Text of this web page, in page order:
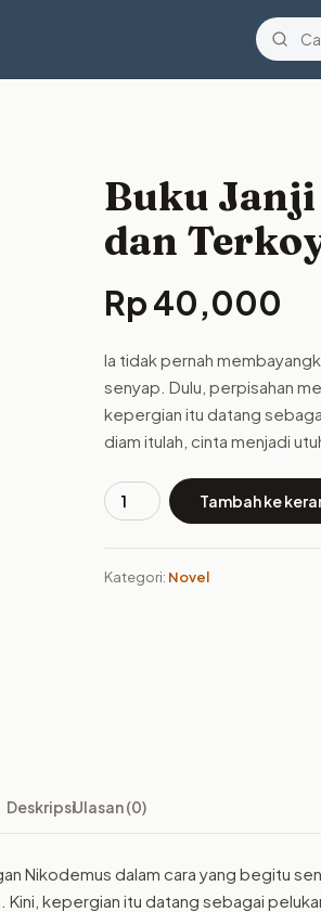
Buku
dan
Rp40,000
la tidak pernah
senyap. Dulu, perpisahan
kepergian itu datang
diam itulah, cinta menjadi
Kuantitas
yang
Tambah ke
Kategori: Novel
DeskripsiUlasan (0)
Nikodemus dalam cara yang begitu
Kini, kepergian itu datang sebagai